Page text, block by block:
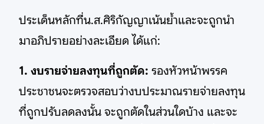
ประเด็นหลักที่น.ส.ศิริกัญญาเน้นย้ำและจะถูกนำ
มาอภิปรายอย่างละเอียด ได้แก่:
1. งบรายจ่ายลงทุนที่ถูกตัด: รองหัวหน้าพรรค
ประชาชนจะตรวจสอบว่างบประมาณรายจ่ายลงทุน
ที่ถูกปรับลดลงนั้น จะถูกตัดในส่วนใดบ้าง และจะ